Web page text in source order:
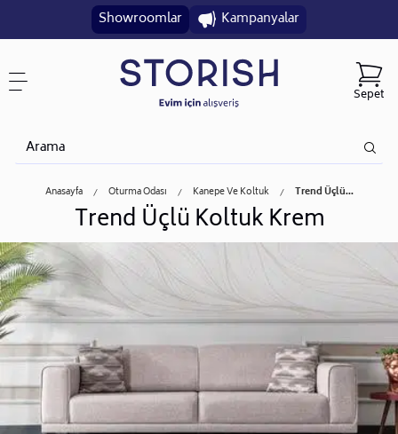
Showroomlar Kampanyalar
Sepet
Anasayfa Oturma Odası Kanepe Ve Koltuk Trend Üçlü...
Trend Üçlü Koltuk Krem